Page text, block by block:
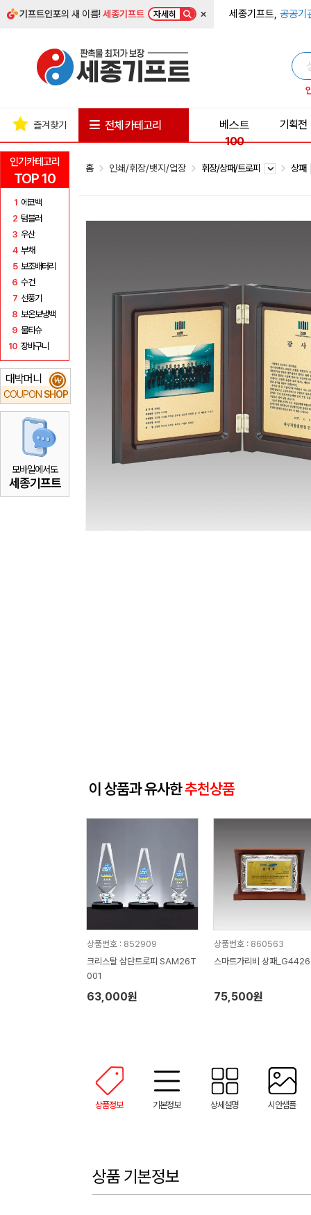
기프트인포의 새 이름!세종기프트 자세히 × 세종기프트, 공공기
인기카테고리
TOP 10
1 에코백
2 텀블러
3 우산
4 부채
5 보조배터리
6 수건
7 선풍기
8 보온보냉백
9 물티슈
10 장바구니
대박머니
COUPON SHOP
₩
모바일에서도
세종기프트
즐겨찾기 전체 카테고리
베스트
100
기획전
홈 인쇄/휘장/뱃지/업장 휘장/상패/트로피 상패
이 상품과 유사한추천상품
상품번호 : 852909
크리스탈 삼단트로피 SAM26T
001
63,000원
상품번호 : 860563
스마트가리비 상패_G4426
75,500원
상품정보 기본정보 상세설명 시안샘플
상품 기본정보